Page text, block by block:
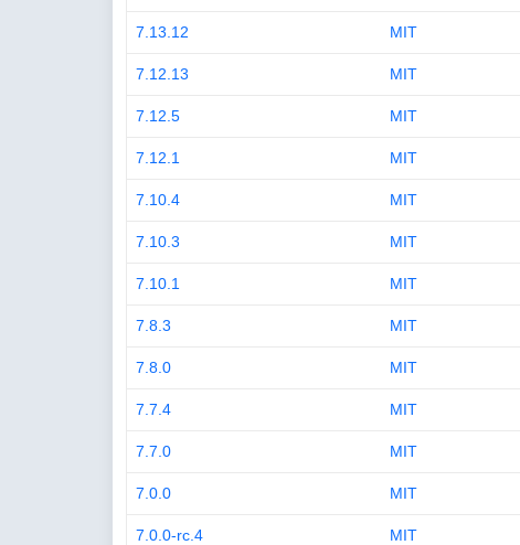
7.13.12 MIT
7.12.13 MIT
7.12.5 MIT
7.12.1 MIT
7.10.4 MIT
7.10.3 MIT
7.10.1 MIT
7.8.3 MIT
7.8.0 MIT
7.7.4 MIT
7.7.0 MIT
7.0.0 MIT
7.0.0-rc.4 MIT